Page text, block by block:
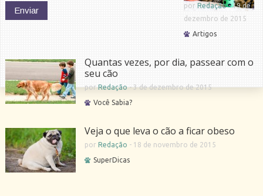
por Redação-19 de
dezembro de 2015
Artigos
Quantas vezes, por dia, passear com o
seu cão
porRedação-3 de dezembro de 2015
Você Sabia?
Veja o que leva o cão a ficar obeso
por Redação - 18 de novembro de 2015
SuperDicas